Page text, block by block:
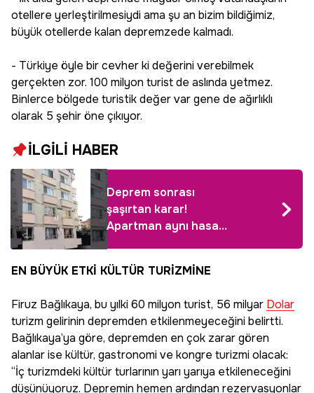
otellere yerleştirilmesiydi ama şu an bizim bildiğimiz,
büyük otellerde kalan depremzede kalmadı.
- Türkiye öyle bir cevher ki değerini verebilmek
gerçekten zor. 100 milyon turist de aslında yetmez.
Binlerce bölgede turistik değer var gene de ağırlıklı
olarak 5 şehir öne çıkıyor.
İLGİLİ HABER
Deprem sonrası
şaşırtan karar!
Apartman aynı hasar
EN BÜYÜK ETKİ KÜLTÜR TURİZMİNE
Firuz Bağlıkaya, bu yılki 60 milyon turist, 56 milyar Dolar
turizm gelirinin depremden etkilenmeyeceğini belirtti.
Bağlıkaya’ya göre, depremden en çok zarar gören
alanlar ise kültür, gastronomi ve kongre turizmi olacak:
“İç turizmdeki kültür turlarının yarı yarıya etkileneceğini
düşünüyoruz. Depremin hemen ardından rezervasyonlar